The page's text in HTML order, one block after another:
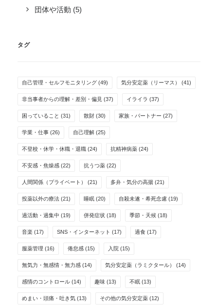
団体や活動 (5)
タグ
自己管理・セルフモニタリング (49) 気分安定薬（リーマス） (41)
非当事者からの理解・差別・偏見 (37) イライラ (37)
困っていること (31) 散財 (30) 家族・パートナー (27)
学業・仕事 (26) 自己理解 (25)
不登校・休学・休職・退職 (24) 抗精神病薬 (24)
不安感・焦燥感 (22) 抗うつ薬 (22)
人間関係（プライベート） (21) 多弁・気分の高揚 (21)
投薬以外の療法 (21) 睡眠 (20) 自殺未遂・希死念慮 (19)
過活動・過集中 (19) 併発症状 (18) 季節・天候 (18)
音楽 (17) SNS・インターネット (17) 過食 (17)
服薬管理 (16) 倦怠感 (15) 入院 (15)
無気力・無感情・無力感 (14) 気分安定薬（ラミクタール） (14)
感情のコントロール (14) 趣味 (13) 不眠 (13)
めまい・頭痛・吐き気 (13) その他の気分安定薬 (12)